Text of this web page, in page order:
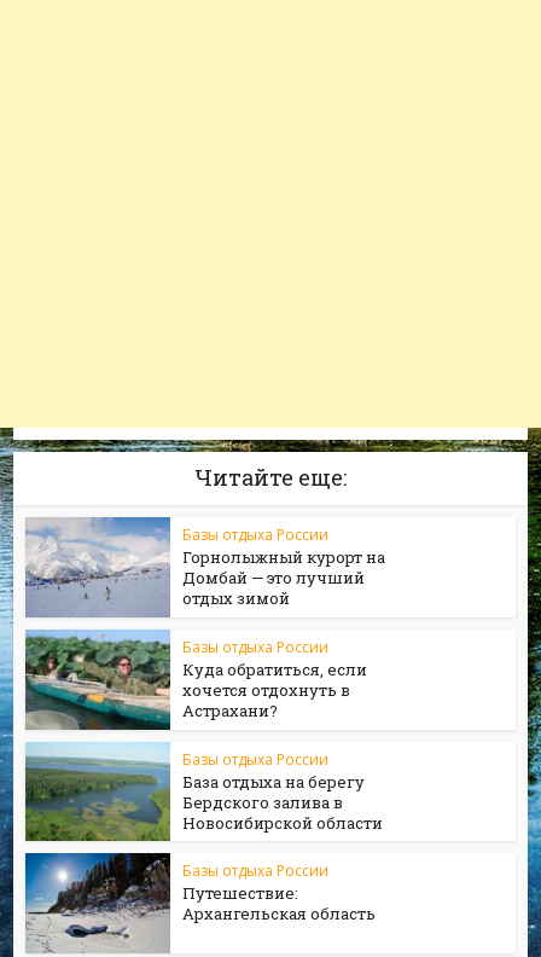
Читайте еще:
Базы отдыха России
Горнолыжный курорт на
Домбай — это лучший
отдых зимой
Базы отдыха России
Куда обратиться, если
хочется отдохнуть в
Астрахани?
Базы отдыха России
База отдыха на берегу
Бердского залива в
Новосибирской области
Базы отдыха России
Путешествие:
Архангельская область